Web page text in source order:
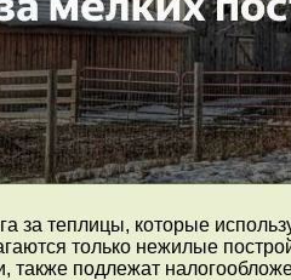
за теплицы, которые
только нежилые
также подлежат